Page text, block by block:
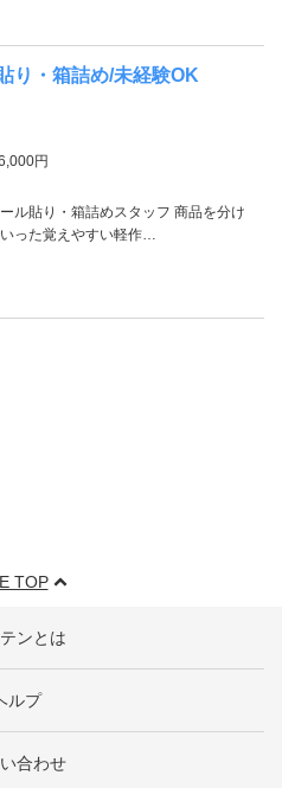
り・箱詰め/未経験OK
円
ル貼り・箱詰めスタッフ 商品を分け
った覚えやすい軽作…
TOP
ンとは
ルプ
合わせ